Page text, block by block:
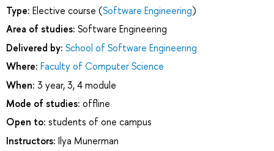
Type: Elective course (Software Engineering)
Area of studies: Software Engineering
Delivered by: School of Software Engineering
Where: Faculty of Computer Science
When: 3 year, 3, 4 module
Mode of studies: offline
Open to: students of one campus
Instructors: Ilya Munerman